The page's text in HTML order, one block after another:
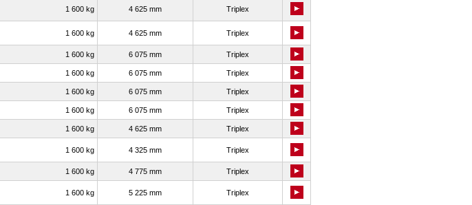
1 600 kg 4 625 mm Triplex
1 600 kg 4 625 mm Triplex
1 600 kg 6 075 mm Triplex
1 600 kg 6 075 mm Triplex
1 600 kg 6 075 mm Triplex
1 600 kg 6 075 mm Triplex
1 600 kg 4 625 mm Triplex
1 600 kg 4 325 mm Triplex
1 600 kg 4 775 mm Triplex
1 600 kg 5 225 mm Triplex